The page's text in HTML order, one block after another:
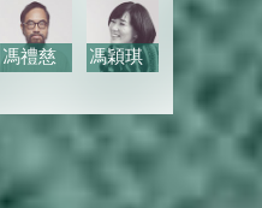
馮禮慈 馮穎琪